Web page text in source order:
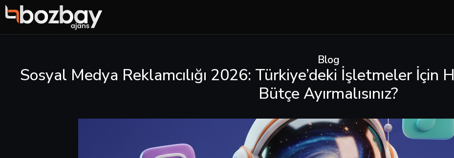
Blog
Sosyal Medya Reklamcılığı 2026: Türkiye’deki İşletmeler
Bütçe Ayırmalısınız?